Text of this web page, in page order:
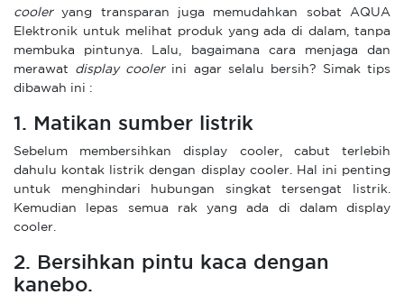
cooleryang transparan juga memudahkan sobat AQUA
Elektronik untuk melihat produk yang ada di dalam, tanpa
membuka pintunya. Lalu, bagaimana cara menjaga dan
merawat display coolerini agar selalu bersih? Simak tips
dibawah ini :
1. Matikan sumber listrik
Sebelum membersihkan display cooler, cabut terlebih
dahulu kontak listrik dengan display cooler. Hal ini penting
untuk menghindari hubungan singkat tersengat listrik.
Kemudian lepas semua rak yang ada di dalam display
cooler.
2. Bersihkan pintu kaca dengan
kanebo.